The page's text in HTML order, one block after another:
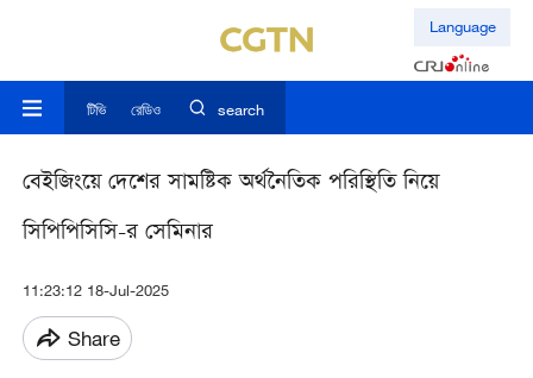
Language
টিভি রেডিও search
বেইজিংয়ে দেশের সামষ্টিক অর্থনৈতিক পরিস্থিতি নিয়ে
সিপিপিসিসি-র সেমিনার
11:23:12 18-Jul-2025
Share